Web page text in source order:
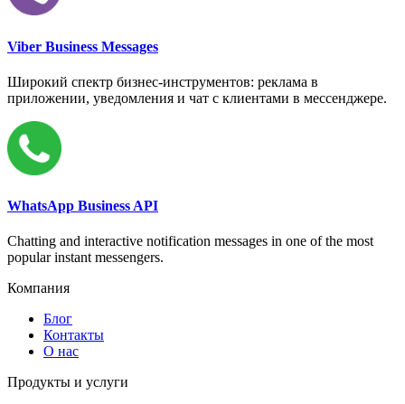
Viber Business Messages
Широкий спектр бизнес-инструментов: реклама в
приложении, уведомления и чат с клиентами в мессенджере.
WhatsApp Business API
Chatting and interactive notification messages in one of the most
popular instant messengers.
Компания
Блог
Контакты
О нас
Продукты и услуги